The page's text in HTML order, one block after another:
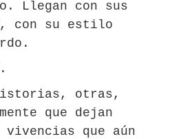
Llegan con sus
con su estilo
otras,
que dejan
vivencias que aún